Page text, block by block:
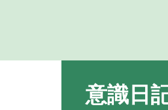
意識日